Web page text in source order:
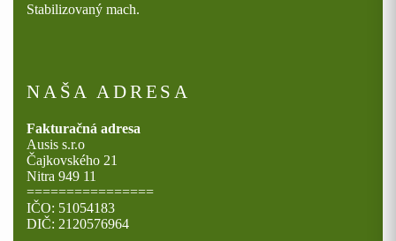
Stabilizovaný mach.
NAŠA ADRESA
Fakturačná adresa
Ausis s.r.o
Čajkovského 21
Nitra 949 11
================
IČO: 51054183
DIČ: 2120576964